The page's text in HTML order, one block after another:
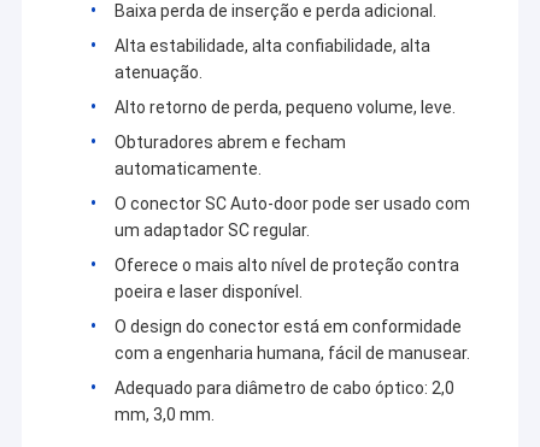
Produtos
Vídeos
Baixa perda de inserção e perda adicional.
Alta estabilidade, alta confiabilidade, alta
atenuação.
Alto retorno de perda, pequeno volume, leve.
Obturadores abrem e fecham
automaticamente.
O conector SC Auto-door pode ser usado com
um adaptador SC regular.
Oferece o mais alto nível de proteção contra
poeira e laser disponível.
O design do conector está em conformidade
com a engenharia humana, fácil de manusear.
Adequado para diâmetro de cabo óptico: 2,0
mm, 3,0 mm.
KOCENT
OPTEC
LIMITEDé uma
Podemos fornecer
cabo drop FTTH,
cabo interno e